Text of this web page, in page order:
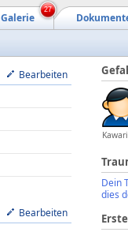
Galerie
27
Bearbeiten
Bearbeiten
Dein
dies